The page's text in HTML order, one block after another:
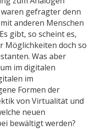
gefragter denn
anderen Menschen
gibt, so scheint es,
doch so
Was aber
im digitalen
im
Formen der
von Virtualität und
neuen
bewältigt werden?